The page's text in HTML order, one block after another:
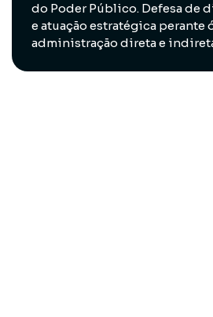
do Poder Público. Defesa de
e atuação estratégica perante
administração direta e